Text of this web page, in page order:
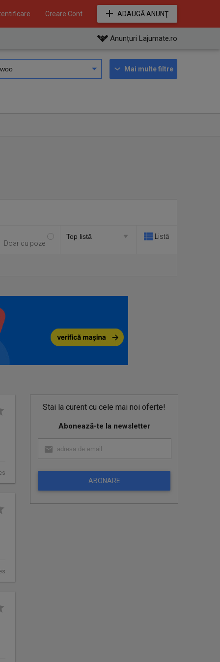
Creare Cont ADAUGĂ ANUNŢ
Anunţuri Lajumate.ro
Mai multe filtre
Doar cu poze
Listă
Stai la curent cu cele mai noi oferte!
Abonează-te la newsletter
ABONARE